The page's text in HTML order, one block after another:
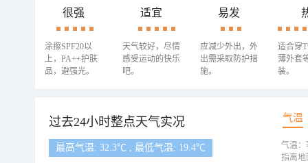
很强
涂擦SPF20以
上，PA++护肤
品，避强光。
适宜
天气较好，尽情
感受运动的快乐
吧。
易发
应减少外出，外
出需采取防护措
施。
适合穿
薄外套
装。
过去24小时整点天气实况 气温
最高气温: 32.3℃ , 最低气温: 19.4℃
气温：
指离地